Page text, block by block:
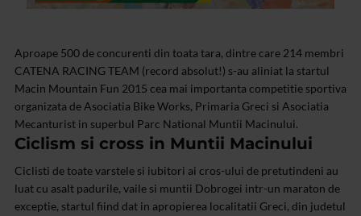
Aproape 500 de concurenti din toata tara, dintre care 214 membri
CATENA RACING TEAM (record absolut!) s-au aliniat la startul
Macin Mountain Fun 2015 cea mai importanta competitie sportiva
organizata de Asociatia Bike Works, Primaria Greci si Asociatia
Mecanturist in superbul Parc National Muntii Macinului.
Ciclism si cross in Muntii Macinului
Ciclisti de toate varstele si iubitori ai cros-ului de pretutindeni au
luat cu asalt padurile, vaile si muntii Dobrogei intr-un maraton de
exceptie, startul fiind dat in apropierea localitatii Greci, din judetul